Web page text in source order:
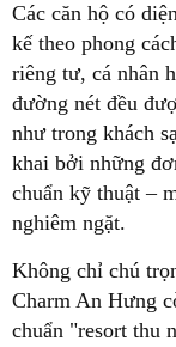
Các căn hộ có
kế theo phong
riêng tư, cá nhân
đường nét đều
như trong khách
khai bởi những
chuẩn kỹ thuật –
nghiêm ngặt.
Không chỉ chú
Charm An Hưng
chuẩn "resort thu